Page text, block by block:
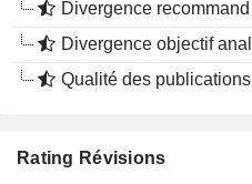
Divergence recommandations analystes
Divergence objectif analystes
Qualité des publications
Rating Révisions